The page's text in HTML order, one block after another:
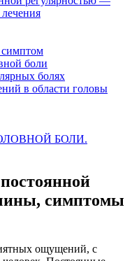
боли
болях
в области головы
БОЛИ.
симптомы
ощущений, с